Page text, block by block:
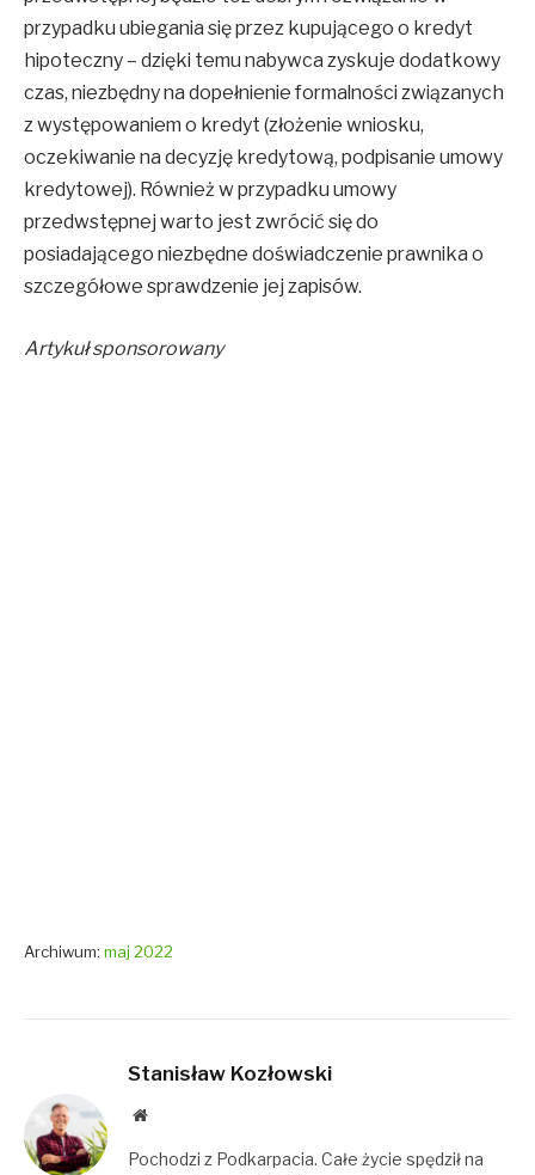
przypadku ubiegania się przez kupującego o kredyt
hipoteczny – dzięki temu nabywca zyskuje dodatkowy
czas, niezbędny na dopełnienie formalności związanych
z występowaniem o kredyt (złożenie wniosku,
oczekiwanie na decyzję kredytową, podpisanie umowy
kredytowej). Również w przypadku umowy
przedwstępnej warto jest zwrócić się do
posiadającego niezbędne doświadczenie prawnika o
szczegółowe sprawdzenie jej zapisów.
Artykuł sponsorowany
Archiwum: maj 2022
Stanisław Kozłowski
Website
Pochodzi z Podkarpacia. Całe życie spędził na